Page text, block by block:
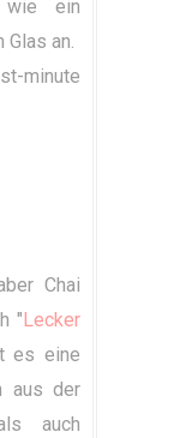
wie ein
an.
minute
Chai
" Lecker
es eine
aus der
auch